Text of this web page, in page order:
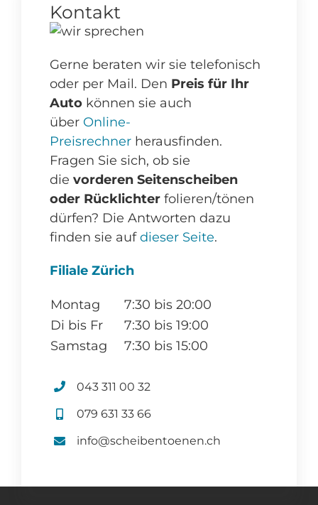
Kontakt
Gerne beraten wir sie telefonisch
oder per Mail. Den Preis für Ihr
Auto können sie auch
über Online-
Preisrechner herausfinden.
Fragen Sie sich, ob sie
die vorderen Seitenscheiben
oder Rücklichter folieren/tönen
dürfen? Die Antworten dazu
finden sie aufdieser Seite.
Filiale Zürich
Montag
7:30 bis 20:00
Di bis Fr
7:30 bis 19:00
Samstag
7:30 bis 15:00
043 311 00 32
079 631 33 66
info@scheibentoenen.ch